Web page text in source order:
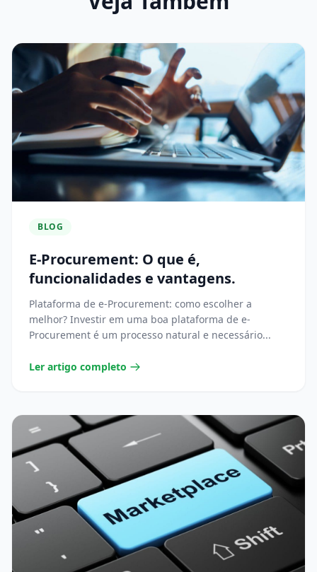
BLOG
E-Procurement: O que é,
funcionalidades e vantagens.
Plataforma de e-Procurement: como escolher a
melhor? Investir em uma boa plataforma de e-
Procurement é um processo natural e necessário...
Ler artigo completo